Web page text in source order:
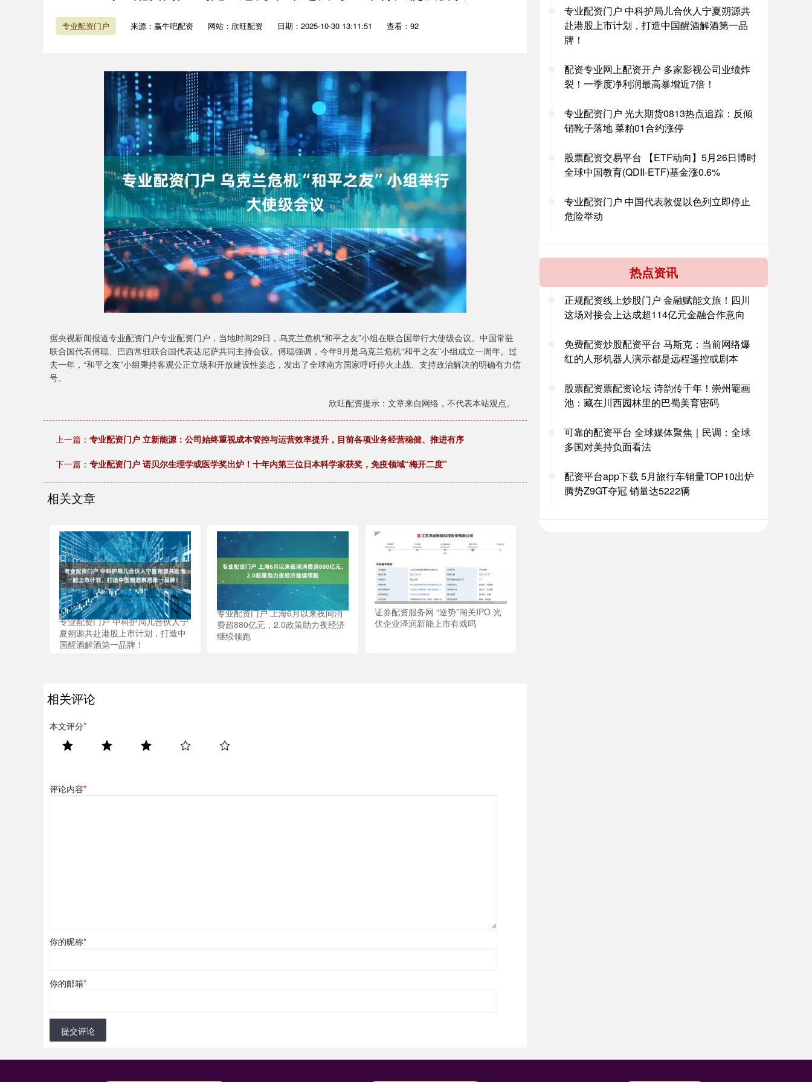
专业配资门户 来源：赢牛吧配资 网站：欣旺配资 日期：2025-10-30 13:11:51 查看：92
据央视新闻报道专业配资门户专业配资门户，当地时间29日，乌克兰危机“和平之友”小组在联合国举行大使级会议。中国常驻
联合国代表傅聪、巴西常驻联合国代表达尼萨共同主持会议。傅聪强调，今年9月是乌克兰危机“和平之友”小组成立一周年。过
去一年，“和平之友”小组秉持客观公正立场和开放建设性姿态，发出了全球南方国家呼吁停火止战、支持政治解决的明确有力信
号。
欣旺配资提示：文章来自网络，不代表本站观点。
上一篇： 专业配资门户 立新能源：公司始终重视成本管控与运营效率提升，目前各项业务经营稳健、推进有序
下一篇： 专业配资门户 诺贝尔生理学或医学奖出炉！十年内第三位日本科学家获奖，免疫领域“梅开二度”
相关文章
专业配资门户 中科护局儿合伙人宁
夏朔源共赴港股上市计划，打造中
国醒酒解酒第一品牌！
专业配资门户 上海6月以来夜间消
费超880亿元，2.0政策助力夜经济
继续领跑
证券配资服务网 “逆势”闯关IPO 光
伏企业泽润新能上市有戏吗
相关评论
本文评分*
评论内容*
你的昵称*
你的邮箱*
提交评论
专业配资门户 中科护局儿合伙人宁夏朔源共
赴港股上市计划，打造中国醒酒解酒第一品
牌！
配资专业网上配资开户 多家影视公司业绩炸
裂！一季度净利润最高暴增近7倍！
专业配资门户 光大期货0813热点追踪：反倾
销靴子落地 菜粕01合约涨停
股票配资交易平台 【ETF动向】5月26日博时
全球中国教育(QDII-ETF)基金涨0.6%
专业配资门户 中国代表敦促以色列立即停止
危险举动
热点资讯
正规配资线上炒股门户 金融赋能文旅！四川
这场对接会上达成超114亿元金融合作意向
免费配资炒股配资平台 马斯克：当前网络爆
红的人形机器人演示都是远程遥控或剧本
股票配资票配资论坛 诗韵传千年！崇州罨画
池：藏在川西园林里的巴蜀美育密码
可靠的配资平台 全球媒体聚焦｜民调：全球
多国对美持负面看法
配资平台app下载 5月旅行车销量TOP10出炉
腾势Z9GT夺冠 销量达5222辆